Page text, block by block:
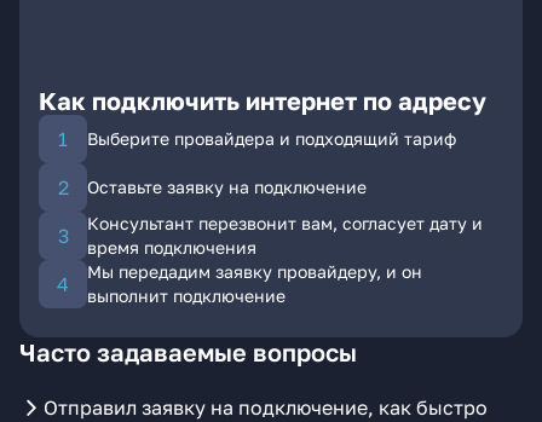
Как подключить интернет по адресу
Выберите провайдера и подходящий тариф
Оставьте заявку на подключение
Консультант перезвонит вам, согласует дату и
время подключения
Мы передадим заявку провайдеру, и он
выполнит подключение
Часто задаваемые вопросы
Отправил заявку на подключение, как быстро